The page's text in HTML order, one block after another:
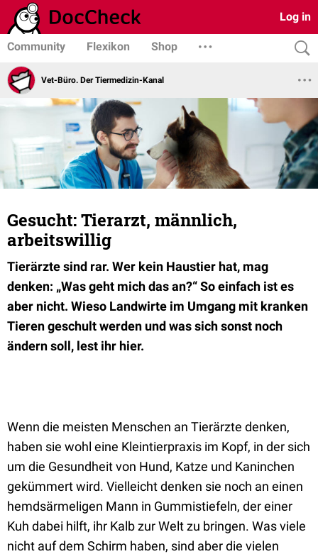
Log in
Community Flexikon Shop
Vet-Büro. Der Tiermedizin-Kanal
Gesucht: Tierarzt, männlich,
arbeitswillig
Tierärzte sind rar. Wer kein Haustier hat, mag
denken: „Was geht mich das an?“ So einfach ist es
aber nicht. Wieso Landwirte im Umgang mit kranken
Tieren geschult werden und was sich sonst noch
ändern soll, lest ihr hier.
Wenn die meisten Menschen an Tierärzte denken,
haben sie wohl eine Kleintierpraxis im Kopf, in der sich
um die Gesundheit von Hund, Katze und Kaninchen
gekümmert wird. Vielleicht denken sie noch an einen
hemdsärmeligen Mann in Gummistiefeln, der einer
Kuh dabei hilft, ihr Kalb zur Welt zu bringen. Was viele
nicht auf dem Schirm haben, sind aber die vielen